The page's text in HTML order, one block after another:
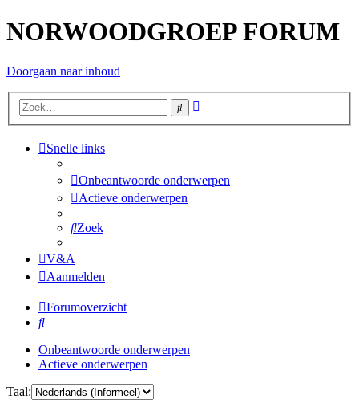
NORWOODGROEP FORUM
Doorgaan naar inhoud
Zoek
Snelle links
Onbeantwoorde onderwerpen
Actieve onderwerpen
Zoek
V&A
Aanmelden
Forumoverzicht
Zoek
Onbeantwoorde onderwerpen
Actieve onderwerpen
Taal: